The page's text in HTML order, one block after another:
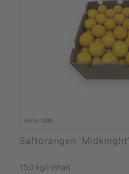
Art-Nr. 3388
Saftorangen 'Midknight'
15,0 kg/l Inhalt